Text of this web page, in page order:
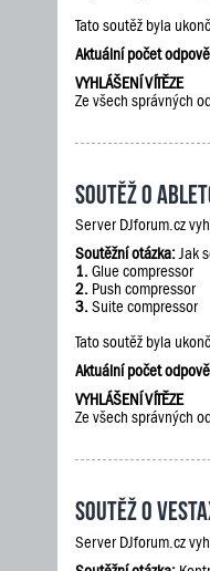
Tato soutěž byla
Aktuální počet
VYHLÁŠENÍ VÍTĚZE
Ze všech správných
Soutěž o
Server DJforum.cz
Soutěžní otázka:Jak
1.Glue compressor
2. Push compressor
3.Suite compressor
Tato soutěž byla
Aktuální počet
VYHLÁŠENÍ VÍTĚZE
Ze všech správných
Soutěž o
Server DJforum.cz